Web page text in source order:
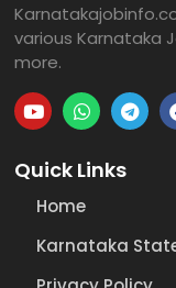
various Karnataka
more.
Quick Links
Home
Karnataka